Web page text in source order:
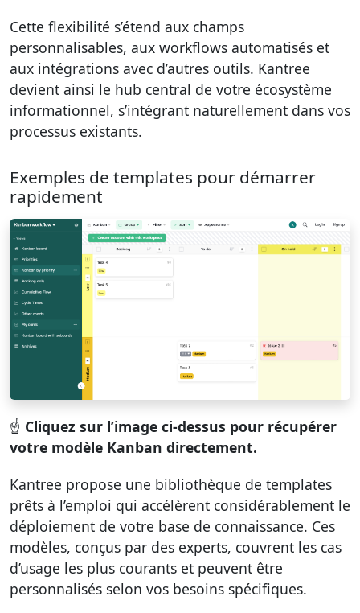
Cette flexibilité s’étend aux champs
personnalisables, aux workflows automatisés et
aux intégrations avec d’autres outils. Kantree
devient ainsi le hub central de votre écosystème
informationnel, s’intégrant naturellement dans vos
processus existants.
Exemples de templates pour démarrer
rapidement
☝️ Cliquez sur l’image ci-dessus pour récupérer
votre modèle Kanban directement.
Kantree propose une bibliothèque de templates
prêts à l’emploi qui accélèrent considérablement le
déploiement de votre base de connaissance. Ces
modèles, conçus par des experts, couvrent les cas
d’usage les plus courants et peuvent être
personnalisés selon vos besoins spécifiques.